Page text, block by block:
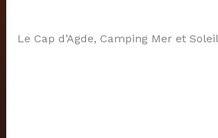
Le Cap d’Agde, Camping Mer et Soleil